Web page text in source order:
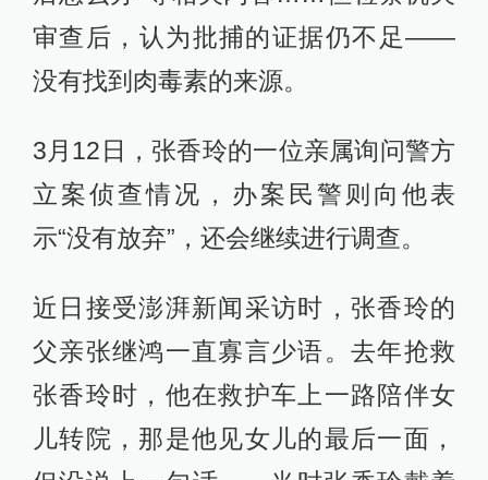
审查后，认为批捕的证据仍不足——
没有找到肉毒素的来源。
3月12日，张香玲的一位亲属询问警方
立案侦查情况，办案民警则向他表
示“没有放弃”，还会继续进行调查。
近日接受澎湃新闻采访时，张香玲的
父亲张继鸿一直寡言少语。去年抢救
张香玲时，他在救护车上一路陪伴女
儿转院，那是他见女儿的最后一面，